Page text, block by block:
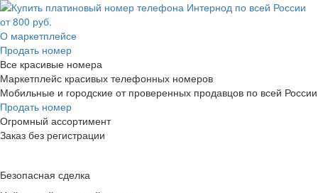
О маркетплейсе
Продать номер
Все красивые номера
Маркетплейс красивых телефонных номеров
Мобильные и городские от проверенных продавцов по всей России
Продать номер
Огромный ассортимент
Заказ без регистрации
Безопасная сделка